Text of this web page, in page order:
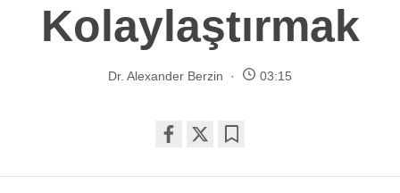
Kolaylaştırmak
Dr. Alexander Berzin 03:15
on